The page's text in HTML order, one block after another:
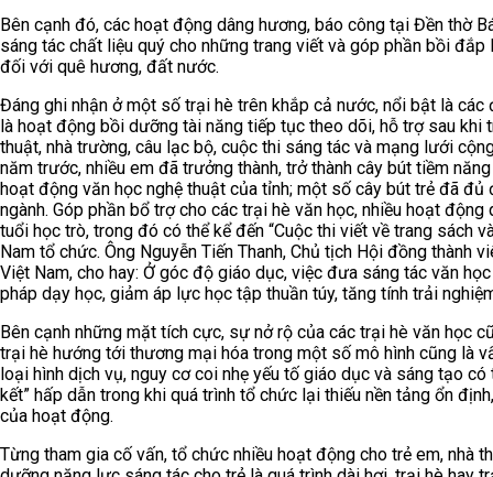
Bên cạnh đó, các hoạt động dâng hương, báo công tại Đền thờ
sáng tác chất liệu quý cho những trang viết và góp phần bồi
đối với quê hương, đất nước.
Đáng ghi nhận ở một số trại hè trên khắp cả nước, nổi bật là các
là hoạt động bồi dưỡng tài năng tiếp tục theo dõi, hỗ trợ sau khi
thuật, nhà trường, câu lạc bộ, cuộc thi sáng tác và mạng lưới
năm trước, nhiều em đã trưởng thành, trở thành cây bút tiềm
hoạt động văn học nghệ thuật của tỉnh; một số cây bút trẻ đã
ngành. Góp phần bổ trợ cho các trại hè văn học, nhiều hoạt
tuổi học trò, trong đó có thể kể đến “Cuộc thi viết về trang sách
Nam tổ chức. Ông Nguyễn Tiến Thanh, Chủ tịch Hội đồng thành
Việt Nam, cho hay: Ở góc độ giáo dục, việc đưa sáng tác văn
pháp dạy học, giảm áp lực học tập thuần túy, tăng tính trải
Bên cạnh những mặt tích cực, sự nở rộ của các trại hè văn học
trại hè hướng tới thương mại hóa trong một số mô hình cũng là
loại hình dịch vụ, nguy cơ coi nhẹ yếu tố giáo dục và sáng tạo
kết” hấp dẫn trong khi quá trình tổ chức lại thiếu nền tảng ổn
của hoạt động.
Từng tham gia cố vấn, tổ chức nhiều hoạt động cho trẻ em, nhà